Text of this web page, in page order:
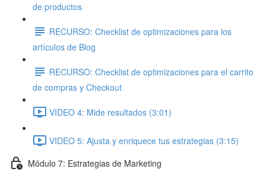
de productos
RECURSO: Checklist de optimizaciones para los
artículos de Blog
RECURSO: Checklist de optimizaciones para el carrito
de compras y Checkout
VIDEO 4: Mide resultados (3:01)
VIDEO 5: Ajusta y enriquece tus estrategias (3:15)
Módulo 7: Estrategias de Marketing